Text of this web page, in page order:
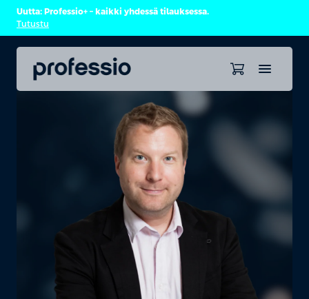
Uutta: Professio+ – kaikki yhdessä tilauksessa.
Tutustu